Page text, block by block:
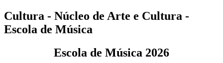
Cultura - Núcleo de Arte e Cultura -
Escola de Música
Escola de Música 2026